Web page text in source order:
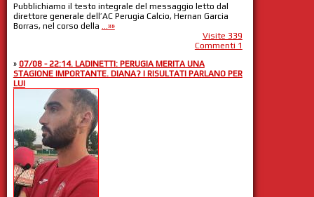
Pubblichiamo il testo integrale del messaggio letto dal
direttore generale dell’AC Perugia Calcio, Hernan Garcia
Borras, nel corso della
...»»
Visite 339
Commenti 1
» 07/08 - 22:14. LADINETTI: PERUGIA MERITA UNA
STAGIONE IMPORTANTE. DIANA? I RISULTATI PARLANO PER
LUI